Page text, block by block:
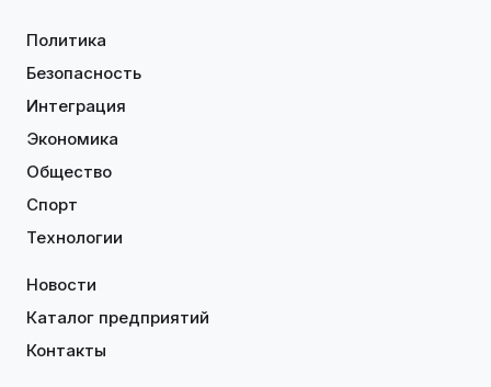
Политика
Безопасность
Интеграция
Экономика
Общество
Спорт
Технологии
Новости
Каталог предприятий
Контакты